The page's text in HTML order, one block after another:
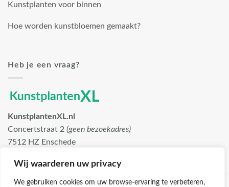
Wij waarderen uw privacy
We gebruiken cookies om uw browse-ervaring te verbeteren,
Kunstplanten voor binnen
Hoe worden kunstbloemen gemaakt?
Heb je een vraag?
KunstplantenXL.nl
Concertstraat 2 (geen bezoekadres)
7512 HZ Enschede